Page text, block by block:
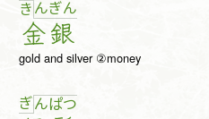
き ん
金
ぎん
銀
gold and silver ②money
ぎんぱつ